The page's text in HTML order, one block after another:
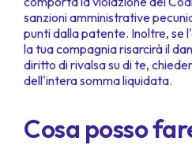
sanzioni amministrative
punti dalla patente. Inoltre, se
la tua compagnia risarcirà il
diritto di rivalsa su di te,
dell'intera somma liquidata.
Cosa posso